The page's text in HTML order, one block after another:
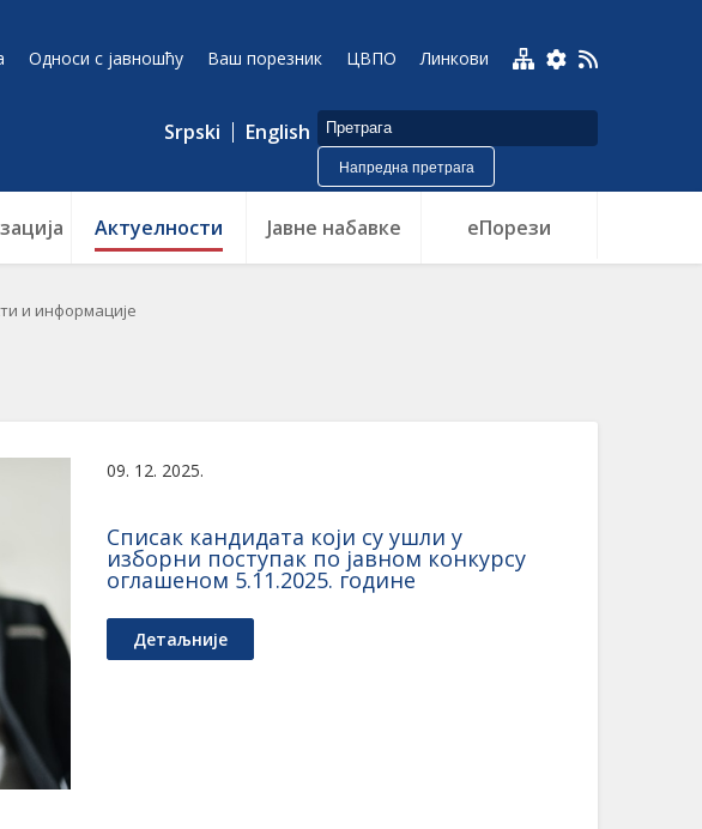
Односи с јавношћу Ваш порезник ЦВПО Линкови
Srpski English
Напредна претрага
Актуелности Jавне набавке еПорези
и информације
09. 12. 2025.
Списак кандидата који су ушли у
изборни поступак по јавном конкурсу
оглашеном 5.11.2025. године
Детаљније